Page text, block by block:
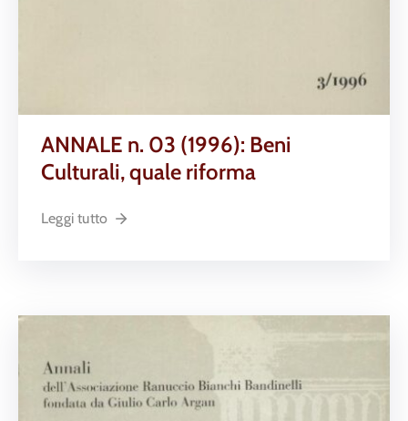
ANNALE n. 03 (1996): Beni
Culturali, quale riforma
Leggi tutto